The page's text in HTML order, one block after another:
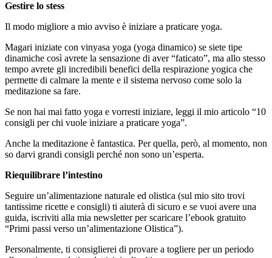
Gestire lo stess
Il modo migliore a mio avviso è iniziare a praticare yoga.
Magari iniziate con vinyasa yoga (yoga dinamico) se siete tipe
dinamiche così avrete la sensazione di aver “faticato”, ma allo stesso
tempo avrete gli incredibili benefici della respirazione yogica che
permette di calmare la mente e il sistema nervoso come solo la
meditazione sa fare.
Se non hai mai fatto yoga e vorresti iniziare, leggi il mio articolo “10
consigli per chi vuole iniziare a praticare yoga”.
Anche la meditazione è fantastica. Per quella, però, al momento, non
so darvi grandi consigli perché non sono un’esperta.
Riequilibrare l’intestino
Seguire un’alimentazione naturale ed olistica (sul mio sito trovi
tantissime ricette e consigli) ti aiuterà di sicuro e se vuoi avere una
guida, iscriviti alla mia newsletter per scaricare l’ebook gratuito
“Primi passi verso un’alimentazione Olistica”).
Personalmente, ti consiglierei di provare a togliere per un periodo